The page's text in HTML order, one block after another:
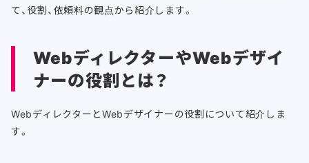
て、役割、依頼料の観点から紹介します。
WebディレクターやWebデザイ
ナーの役割とは？
WebディレクターとWebデザイナーの役割について紹介しま
す。